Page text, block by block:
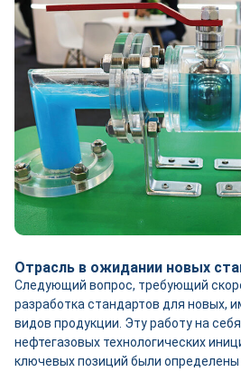
Отрасль в ожидании новых
Следующий вопрос, требующий
разработка стандартов для новых,
видов продукции. Эту работу на
нефтегазовых технологических
ключевых позиций были